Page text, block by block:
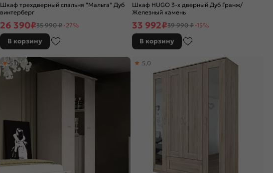
Шкаф трехдверный спальня "Мальта" Дуб
винтерберг
26 390₽35 990 ₽ -27%
В корзину
Шкаф HUGO 3-х дверный Дуб Гранж/
Железный камень
33 992₽39 990 ₽ -15%
В корзину
5,0 5,0